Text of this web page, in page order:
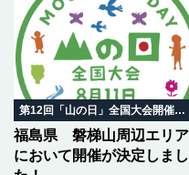
第12回「山の日」全国大会開催地決定
福島県 磐梯山周辺エリア
において開催が決定しまし